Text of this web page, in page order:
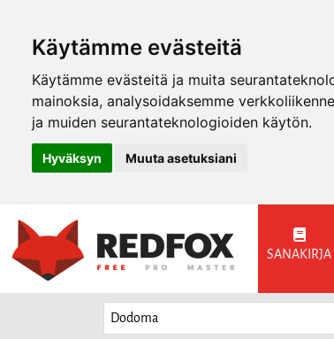
Käytämme evästeitä
Käytämme evästeitä ja muita
mainoksia, analysoidaksemme
ja muiden seurantateknologioiden käytön.
Hyväksyn Muuta asetuksiani
SANAKIRJA